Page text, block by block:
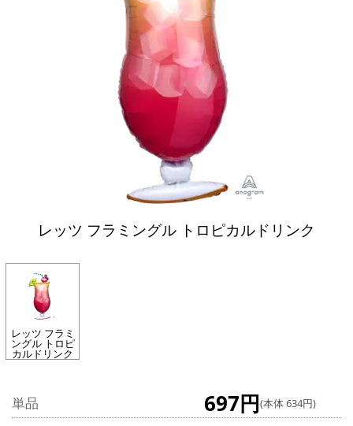
レッツ フラミングル トロピカルドリンク
レッツ フラミ
ングル トロピ
カルドリンク
単品 697円(本体 634円)